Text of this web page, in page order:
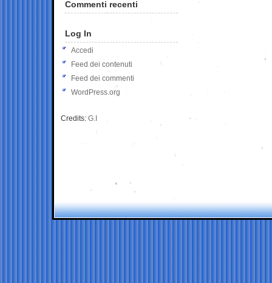
Commenti recenti
Log In
Accedi
Feed dei contenuti
Feed dei commenti
WordPress.org
Credits: G.I